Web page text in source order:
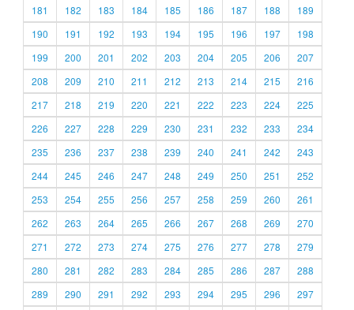
181
182 183 184 185 186 187 188
189
190
191 192 193 194 195 196 197
198
199
200 201 202 203 204 205 206
207
208
209 210 211 212 213 214 215
216
217
218 219 220 221 222 223 224
225
226
227 228 229 230 231 232 233
234
235
236 237 238 239 240 241 242
243
244
245 246 247 248 249 250 251
252
253
254 255 256 257 258 259 260
261
262
263 264 265 266 267 268 269
270
271
272 273 274 275 276 277 278
279
280
281 282 283 284 285 286 287
288
289
290 291 292 293 294 295 296
297